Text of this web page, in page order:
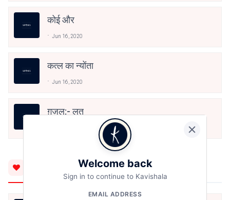
कोई और
Jun 16, 2020
कत्ल का न्योंता
Jun 16, 2020
ग़ज़ल:- लत
You'll Also LikeWelcome back
Sign in to continue to Kavishala
EMAIL ADDRESS